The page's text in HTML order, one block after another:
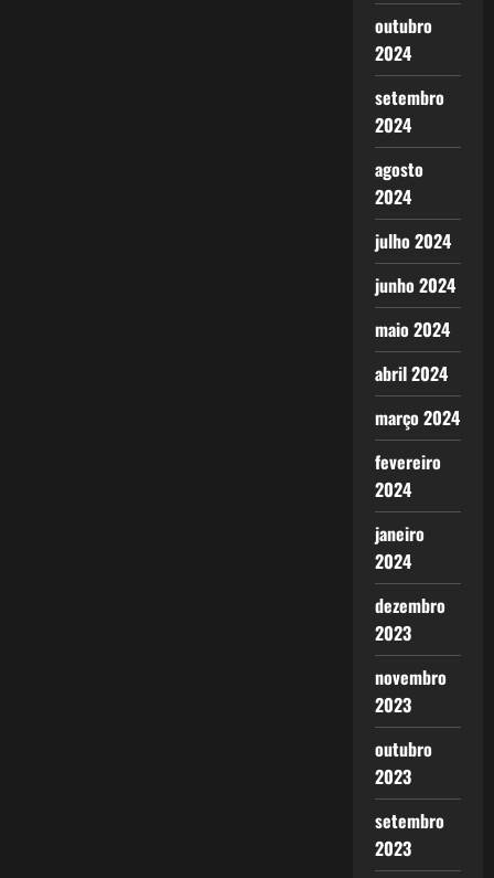
outubro
2024
setembro
2024
agosto
2024
julho 2024
junho 2024
maio 2024
abril 2024
março 2024
fevereiro
2024
janeiro
2024
dezembro
2023
novembro
2023
outubro
2023
setembro
2023